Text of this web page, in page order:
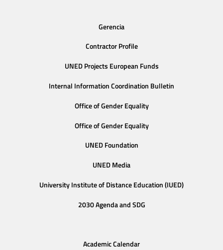
Gerencia
Contractor Profile
UNED Projects European Funds
Internal Information Coordination Bulletin
Office of Gender Equality
Office of Gender Equality
UNED Foundation
UNED Media
University Institute of Distance Education (IUED)
2030 Agenda and SDG
Academic Calendar